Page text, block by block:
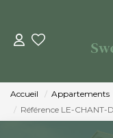
Accueil
Appartements
Référence LE-CHANT-